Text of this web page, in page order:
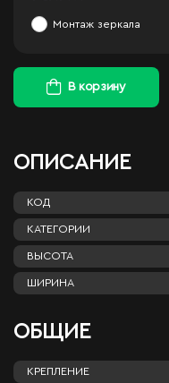
Монтаж зеркала
В корзину
ОПИСАНИЕ
КОД
КАТЕГОРИИ
ВЫСОТА
ШИРИНА
ОБЩИЕ
КРЕПЛЕНИЕ